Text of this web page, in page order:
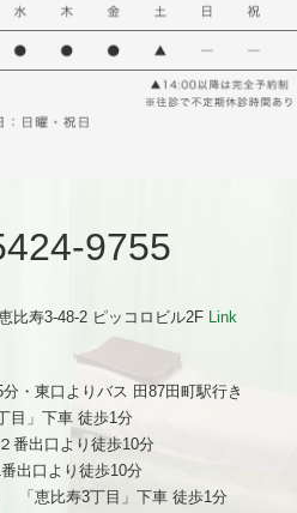
9755
比寿3-48-2 ピッコロビル2F Link
・東口よりバス 田87田町駅行き
目」下車 徒歩1分
番出口より徒歩10分
出口より徒歩10分
「恵比寿3丁目」下車 徒歩1分